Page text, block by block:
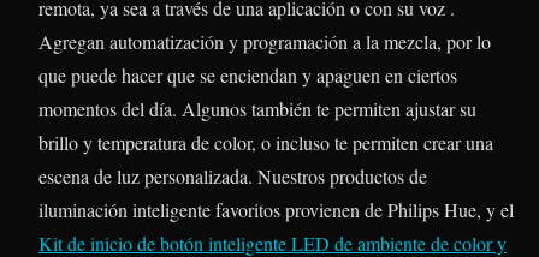
remota, ya sea a través de una aplicación o con su voz .
Agregan automatización y programación a la mezcla, por lo
que puede hacer que se enciendan y apaguen en ciertos
momentos del día. Algunos también te permiten ajustar su
brillo y temperatura de color, o incluso te permiten crear una
escena de luz personalizada. Nuestros productos de
iluminación inteligente favoritos provienen de Philips Hue, y el
Kit de inicio de botón inteligente LED de ambiente de color y